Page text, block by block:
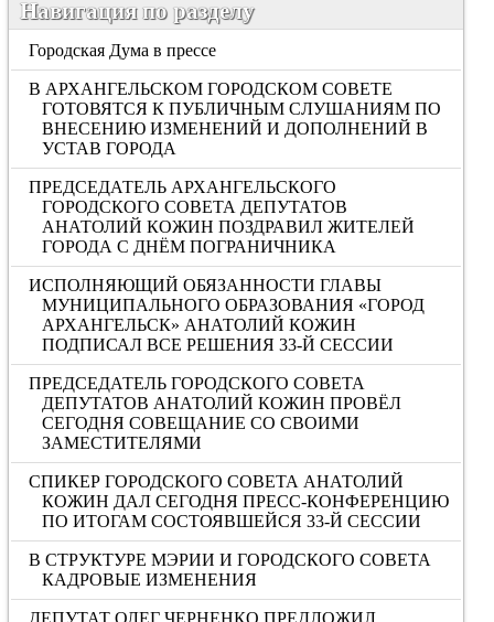
Навигация по разделу
Городская Дума в прессе
В АРХАНГЕЛЬСКОМ ГОРОДСКОМ СОВЕТЕ
ГОТОВЯТСЯ К ПУБЛИЧНЫМ СЛУШАНИЯМ ПО
ВНЕСЕНИЮ ИЗМЕНЕНИЙ И ДОПОЛНЕНИЙ В
УСТАВ ГОРОДА
ПРЕДСЕДАТЕЛЬ АРХАНГЕЛЬСКОГО
ГОРОДСКОГО СОВЕТА ДЕПУТАТОВ
АНАТОЛИЙ КОЖИН ПОЗДРАВИЛ ЖИТЕЛЕЙ
ГОРОДА С ДНЁМ ПОГРАНИЧНИКА
ИСПОЛНЯЮЩИЙ ОБЯЗАННОСТИ ГЛАВЫ
МУНИЦИПАЛЬНОГО ОБРАЗОВАНИЯ «ГОРОД
АРХАНГЕЛЬСК» АНАТОЛИЙ КОЖИН
ПОДПИСАЛ ВСЕ РЕШЕНИЯ 33-Й СЕССИИ
ПРЕДСЕДАТЕЛЬ ГОРОДСКОГО СОВЕТА
ДЕПУТАТОВ АНАТОЛИЙ КОЖИН ПРОВЁЛ
СЕГОДНЯ СОВЕЩАНИЕ СО СВОИМИ
ЗАМЕСТИТЕЛЯМИ
СПИКЕР ГОРОДСКОГО СОВЕТА АНАТОЛИЙ
КОЖИН ДАЛ СЕГОДНЯ ПРЕСС-КОНФЕРЕНЦИЮ
ПО ИТОГАМ СОСТОЯВШЕЙСЯ 33-Й СЕССИИ
В СТРУКТУРЕ МЭРИИ И ГОРОДСКОГО СОВЕТА
КАДРОВЫЕ ИЗМЕНЕНИЯ
ДЕПУТАТ ОЛЕГ ЧЕРНЕНКО ПРЕДЛОЖИЛ